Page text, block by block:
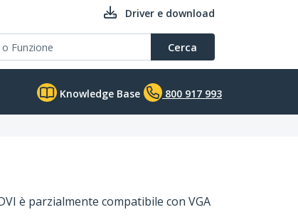
Driver e download
Cerca
Knowledge Base 800 917 993
è parzialmente compatibile con VGA